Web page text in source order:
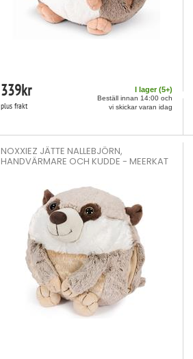
339kr
plus frakt
I lager (5+)
Beställ innan 14:00 och
vi skickar varan idag
NOXXIEZ JÄTTE NALLEBJÖRN,
HANDVÄRMARE OCH KUDDE - MEERKAT